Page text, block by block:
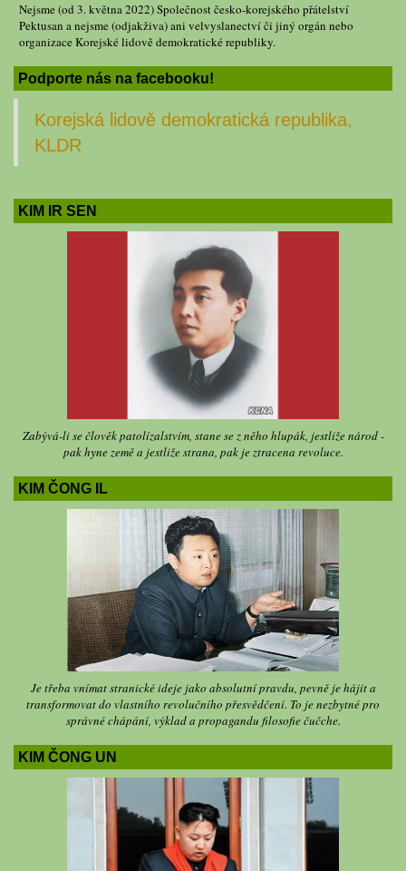
Nejsme (od 3. května 2022) Společnost česko-korejského přátelství
Pektusan a nejsme (odjakživa) ani velvyslanectví či jiný orgán nebo
organizace Korejské lidově demokratické republiky.
Podporte nás na facebooku!
Korejská lidově demokratická republika,
KLDR
KIM IR SEN
Zabývá-li se člověk patolízalstvím, stane se z něho hlupák, jestliže národ -
pak hyne země a jestliže strana, pak je ztracena revoluce.
KIM ČONG IL
Je třeba vnímat stranické ideje jako absolutní pravdu, pevně je hájit a
transformovat do vlastního revolučního přesvědčení. To je nezbytné pro
správné chápání, výklad a propagandu filosofie čučche.
KIM ČONG UN